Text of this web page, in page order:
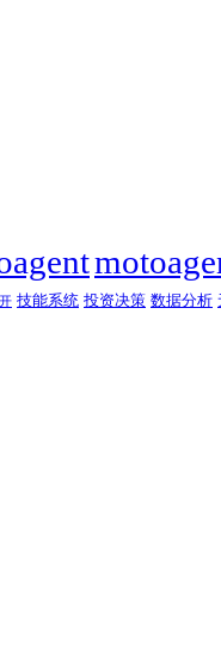
技能系统 投资决策 数据分析